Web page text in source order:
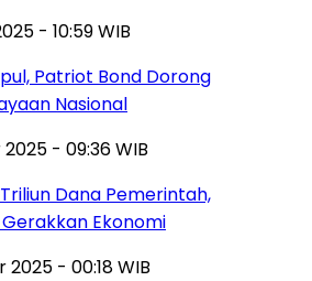
- 10:59 WIB
Patriot Bond Dorong
Nasional
- 09:36 WIB
Dana Pemerintah,
Ekonomi
- 00:18 WIB